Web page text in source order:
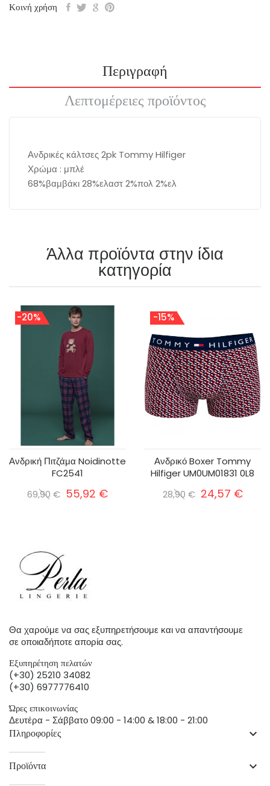
Κοινή χρήση
Περιγραφή
Λεπτομέρειες προϊόντος
Ανδρικές κάλτσες 2pk Tommy Hilfiger
Χρώμα : μπλέ
68%βαμβάκι 28%ελαστ 2%πολ 2%ελ
Άλλα προϊόντα στην ίδια
κατηγορία
-20%
Ανδρική Πιτζάμα Noidinotte
FC2541
69,90 € 55,92 €
-15%
Ανδρικό Boxer Tommy
Hilfiger UM0UM01831 0L8
28,90 € 24,57 €
Θα χαρούμε να σας εξυπηρετήσουμε και να απαντήσουμε
σε οποιαδήποτε απορία σας.
Εξυπηρέτηση πελατών
(+30) 25210 34082
(+30) 6977776410
Ώρες επικοινωνίας
Δευτέρα - Σάββατο 09:00 - 14:00 & 18:00 - 21:00
Πληροφορίες keyboard_arrow_down
Προϊόντα keyboard_arrow_down